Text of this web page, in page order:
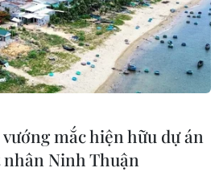
kêu gọi cộng đồng quốc tế làm
đem lại hòa bình cho Syria nói
chung.
mắc hiện hữu dự án
Ninh Thuận